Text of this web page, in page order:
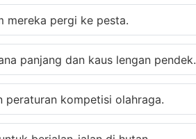
mereka pergi ke pesta.
panjang dan kaus lengan pendek.
kompetisi olahraga.